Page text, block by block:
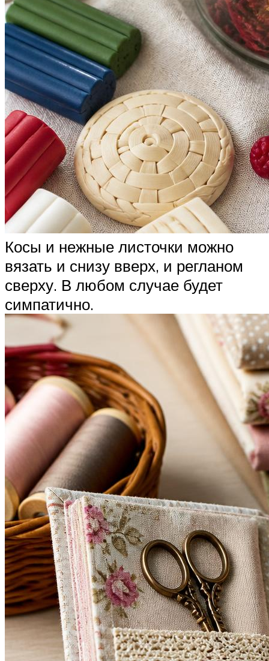
Косы и нежные листочки можно
вязать и снизу вверх, и регланом
сверху. В любом случае будет
симпатично.